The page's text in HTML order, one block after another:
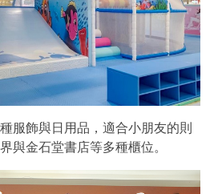
服飾與日用品，適合小朋友的則
與金石堂書店等多種櫃位。